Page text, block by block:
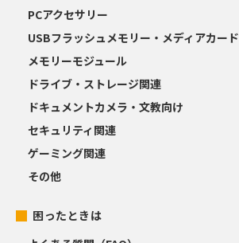
PCアクセサリー
USBフラッシュメモリー・メディアカード
メモリーモジュール
ドライブ・ストレージ関連
ドキュメントカメラ・文教向け
セキュリティ関連
ゲーミング関連
その他
困ったときは